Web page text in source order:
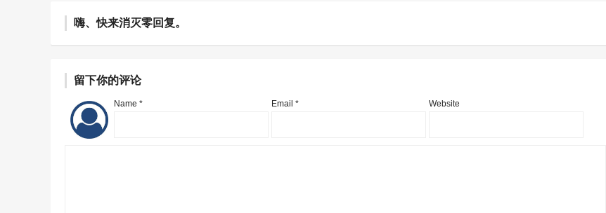
嗨、快来消灭零回复。
留下你的评论
Name * Email * Website